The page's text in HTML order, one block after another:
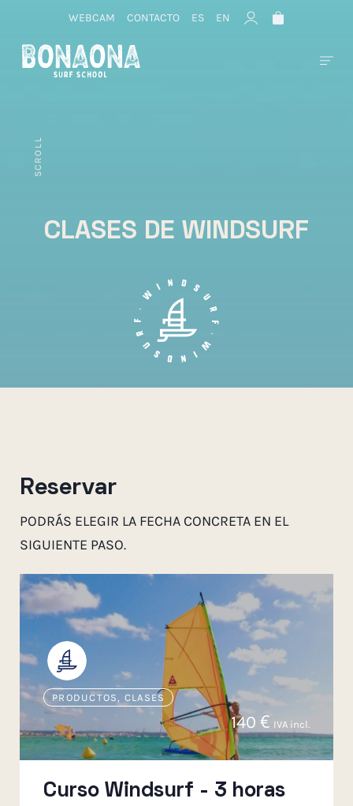
WEBCAM CONTACTO ES EN
SCROLL
CLASES DE WINDSURF
Reservar
PODRÁS ELEGIR LA FECHA CONCRETA EN EL
SIGUIENTE PASO.
PRODUCTOS, CLASES
140 € IVA incl.
Curso Windsurf - 3 horas